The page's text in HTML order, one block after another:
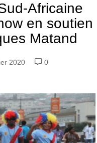
Africaine
en soutien
Matand
2020
0